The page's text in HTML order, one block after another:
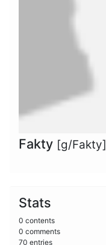
Fakty [g/Fakty]
Stats
0 contents
0 comments
70 entries